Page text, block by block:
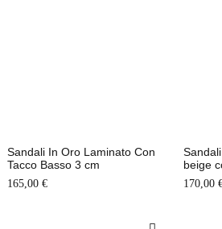
Sandali In Oro Laminato Con
Tacco Basso 3 cm
165,00 €
beige
170,00